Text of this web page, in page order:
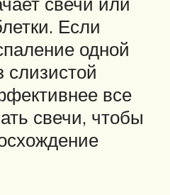
Если
одной
все
свечи, чтобы